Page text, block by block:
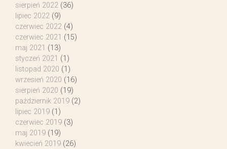
sierpień 2022 (36)
lipiec 2022 (9)
czerwiec 2022 (4)
czerwiec 2021 (15)
maj 2021 (13)
styczeń 2021 (1)
listopad 2020 (1)
wrzesień 2020 (16)
sierpień 2020 (19)
październik 2019 (2)
lipiec 2019 (1)
czerwiec 2019 (3)
maj 2019 (19)
kwiecień 2019 (26)